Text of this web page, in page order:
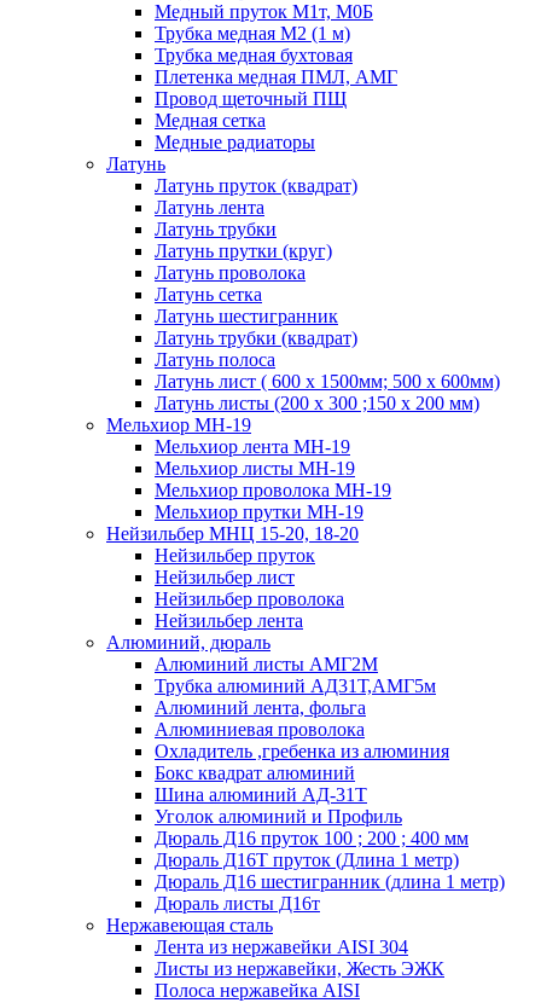
Медный пруток М1т, М0Б
Трубка медная М2 (1 м)
Трубка медная бухтовая
Плетенка медная ПМЛ, АМГ
Провод щеточный ПЩ
Медная сетка
Медные радиаторы
Латунь
Латунь пруток (квадрат)
Латунь лента
Латунь трубки
Латунь прутки (круг)
Латунь проволока
Латунь сетка
Латунь шестигранник
Латунь трубки (квадрат)
Латунь полоса
Латунь лист ( 600 х 1500мм; 500 х 600мм)
Латунь листы (200 х 300 ;150 х 200 мм)
Мельхиор МН-19
Мельхиор лента МН-19
Мельхиор листы МН-19
Мельхиор проволока МН-19
Мельхиор прутки МН-19
Нейзильбер МНЦ 15-20, 18-20
Нейзильбер пруток
Нейзильбер лист
Нейзильбер проволока
Нейзильбер лента
Алюминий, дюраль
Алюминий листы АМГ2М
Трубка алюминий АД31Т,АМГ5м
Алюминий лента, фольга
Алюминиевая проволока
Охладитель ,гребенка из алюминия
Бокс квадрат алюминий
Шина алюминий АД-31Т
Уголок алюминий и Профиль
Дюраль Д16 пруток 100 ; 200 ; 400 мм
Дюраль Д16Т пруток (Длина 1 метр)
Дюраль Д16 шестигранник (длина 1 метр)
Дюраль листы Д16т
Нержавеющая сталь
Лента из нержавейки AISI 304
Листы из нержавейки, Жесть ЭЖК
Полоса нержавейка АISI